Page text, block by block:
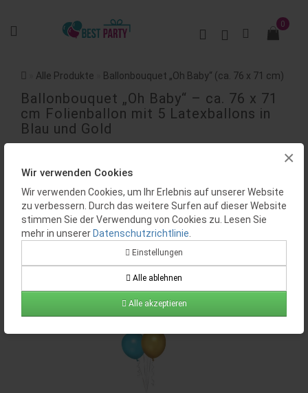
×
Wir verwenden Cookies
Wir verwenden Cookies, um Ihr Erlebnis auf unserer Website
zu verbessern. Durch das weitere Surfen auf dieser Website
stimmen Sie der Verwendung von Cookies zu. Lesen Sie
mehr in unserer Datenschutzrichtlinie
Einstellungen
Alle ablehnen
Alle akzeptieren
0
Alle Produkte Ballonbouquet „Oh Baby“ (ca. 76 x 71 cm)
Ballonbouquet „Oh Baby“ – ca. 76 x 71
cm Folienballon mit 5 Latexballons in
Blau und Gold